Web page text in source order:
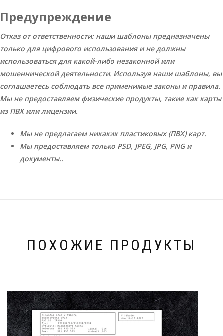
Предупреждение
Отказ от ответственности: наши шаблоны предназначены
только для цифрового использования и не должны
использоваться для какой-либо незаконной или
мошеннической деятельности. Используя наши шаблоны, вы
соглашаетесь соблюдать все применимые законы и правила.
Мы не предоставляем физические продукты, такие как карты
из ПВХ или лицензии.
Мы не предлагаем никаких пластиковых (ПВХ) карт.
Мы предоставляем только PSD, JPEG, JPG, PNG и
документы..
ПОХОЖИЕ ПРОДУКТЫ